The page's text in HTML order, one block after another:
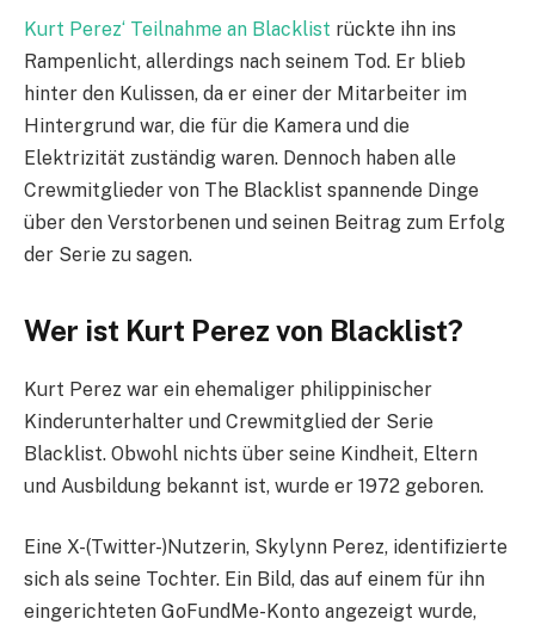
Kurt Perez‘ Teilnahme an Blacklist rückte ihn ins
Rampenlicht, allerdings nach seinem Tod. Er blieb
hinter den Kulissen, da er einer der Mitarbeiter im
Hintergrund war, die für die Kamera und die
Elektrizität zuständig waren. Dennoch haben alle
Crewmitglieder von The Blacklist spannende Dinge
über den Verstorbenen und seinen Beitrag zum Erfolg
der Serie zu sagen.
Wer ist Kurt Perez von Blacklist?
Kurt Perez war ein ehemaliger philippinischer
Kinderunterhalter und Crewmitglied der Serie
Blacklist. Obwohl nichts über seine Kindheit, Eltern
und Ausbildung bekannt ist, wurde er 1972 geboren.
Eine X-(Twitter-)Nutzerin, Skylynn Perez, identifizierte
sich als seine Tochter. Ein Bild, das auf einem für ihn
eingerichteten GoFundMe-Konto angezeigt wurde,